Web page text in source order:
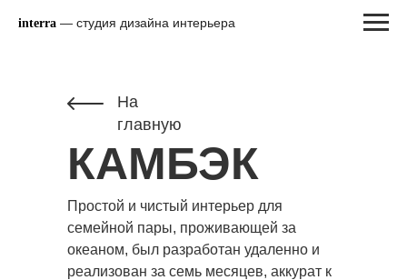
interra — студия дизайна интерьера
На
главную
КАМБЭК
Простой и чистый интерьер для
семейной пары, проживающей за
океаном, был разработан удаленно и
реализован за семь месяцев, аккурат к